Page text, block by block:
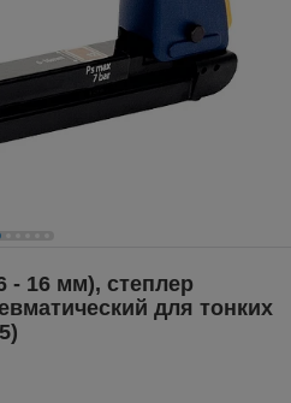
- 16 мм), степлер
для тонких